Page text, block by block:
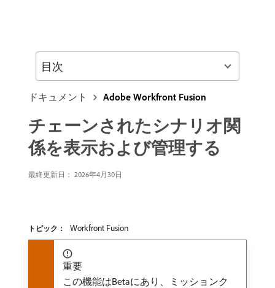
ドキュメント Adobe Workfront Fusion
チェーンされたシナリオ関
係を表示および管理する
最終更新日： 2026年4月30日
トピック： Workfront Fusion
重要
この機能はBetaにあり、ミッションク
目次